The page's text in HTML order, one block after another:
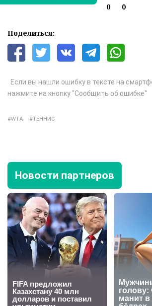
0
0
Поделиться:
Если вы нашли ошибку в тексте на
нажмите на кнопку "Сообщить об ошибке"
WTA ТЕННИС
Новости партнеров